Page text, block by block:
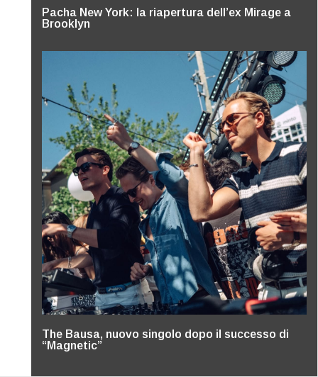
Pacha New York: la riapertura dell’ex Mirage a
Brooklyn
The Bausa, nuovo singolo dopo il successo di
“Magnetic”